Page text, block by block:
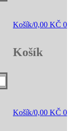
Košík/0,00 KČ 0
Košík
Košík/0,00 KČ 0